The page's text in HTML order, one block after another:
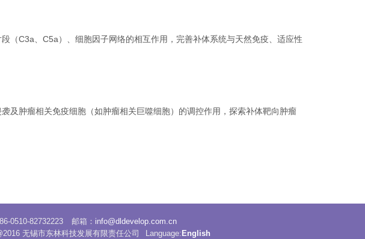
（C3a、C5a）、细胞因子网络的相互作用，完善补体系统与天然免疫、适应性
及肿瘤相关免疫细胞（如肿瘤相关巨噬细胞）的调控作用，探索补体靶向肿瘤
0510-82732223 邮箱： info@dldevelop.com.cn
无锡市东林科技发展有限责任公司 Language: English